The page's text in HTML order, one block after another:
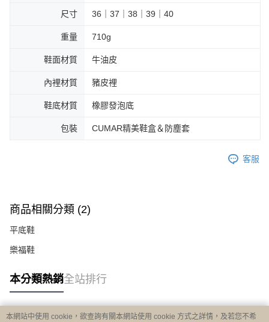
尺寸 36｜37｜38｜39｜40
重量 710g
鞋面材質 牛油皮
內裡材質 豬皮裡
鞋底材質 橡膠發泡底
包裝 CUMAR精美鞋盒＆防塵套
客服
商品相關分類 (2)
平底鞋
樂福鞋
本分類熱銷全站排行
本網站中使用 cookie，欲查詢有關本網站使用 cookie 方式之詳情，及若您不希